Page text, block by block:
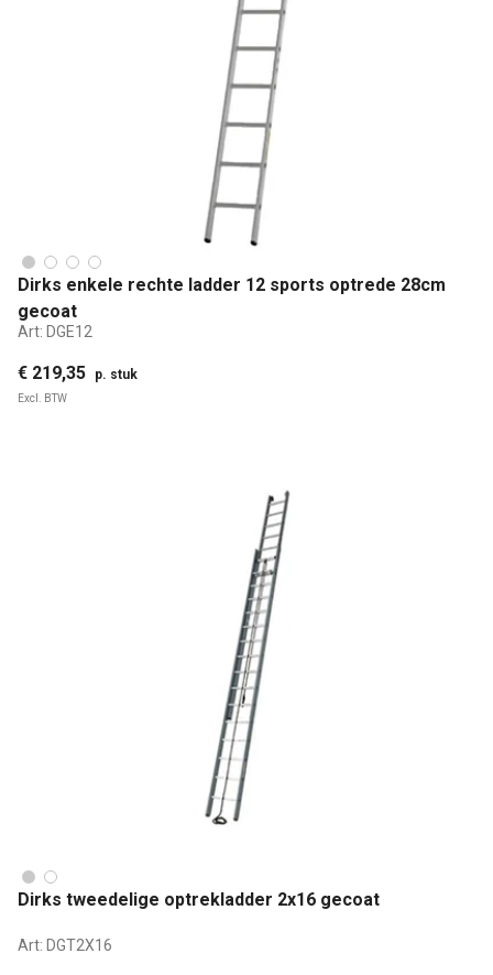
Dirks enkele rechte ladder 12 sports optrede 28cm
gecoat
Art: DGE12
€ 219,35 p. stuk
Excl. BTW
Dirks tweedelige optrekladder 2x16 gecoat
Art: DGT2X16